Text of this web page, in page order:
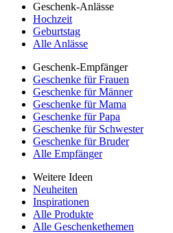
Geschenk-Anlässe
Hochzeit
Geburtstag
Alle Anlässe
Geschenk-Empfänger
Geschenke für Frauen
Geschenke für Männer
Geschenke für Mama
Geschenke für Papa
Geschenke für Schwester
Geschenke für Bruder
Alle Empfänger
Weitere Ideen
Neuheiten
Inspirationen
Alle Produkte
Alle Geschenkethemen